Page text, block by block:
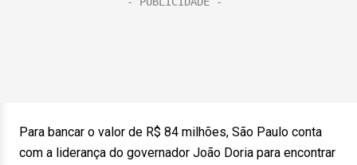
Para bancar o valor de R$ 84 milhões, São Paulo conta
com a liderança do governador João Doria para encontrar